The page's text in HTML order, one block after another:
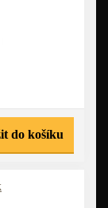
do košíku